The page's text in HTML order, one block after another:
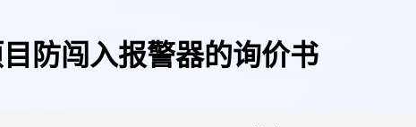
防闯入报警器的询价书